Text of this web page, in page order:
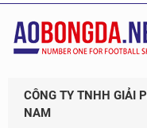
CÔNG TY TNHH GIẢI
NAM